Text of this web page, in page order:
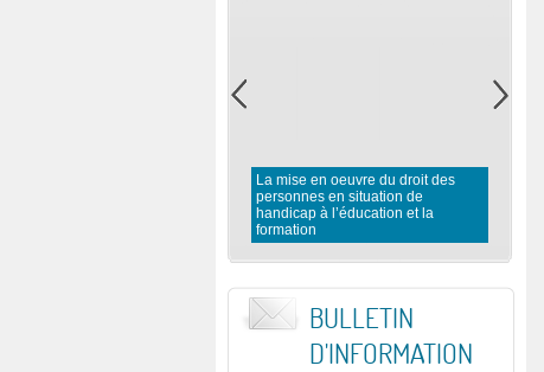
La mise en oeuvre du droit des
personnes en situation de
handicap à l’éducation et la
formation
BULLETIN
D'INFORMATION